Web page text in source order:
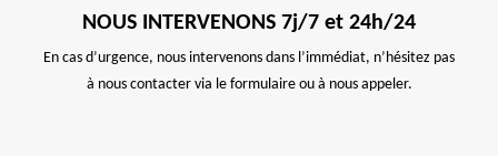
NOUS INTERVENONS 7j/7 et 24h/24
En cas d’urgence, nous intervenons dans l’immédiat, n’hésitez pas
à nous contacter via le formulaire ou à nous appeler.